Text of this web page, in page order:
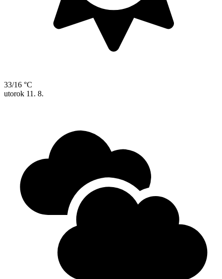
33/16 °C
utorok 11. 8.